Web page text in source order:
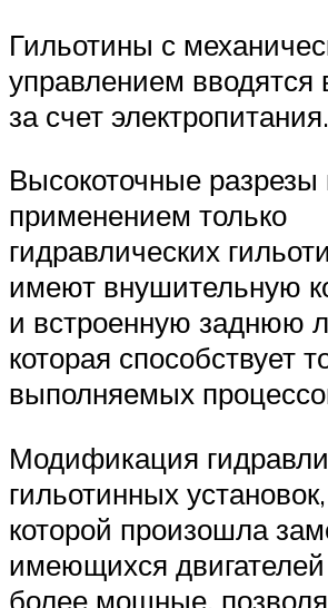
Гильотины с
управлением вводятся
за счет электропитания.
Высокоточные
применением только
гидравлических
имеют внушительную
и встроенную заднюю
которая способствует
выполняемых
Модификация
гильотинных
которой произошла
имеющихся
более мощные,